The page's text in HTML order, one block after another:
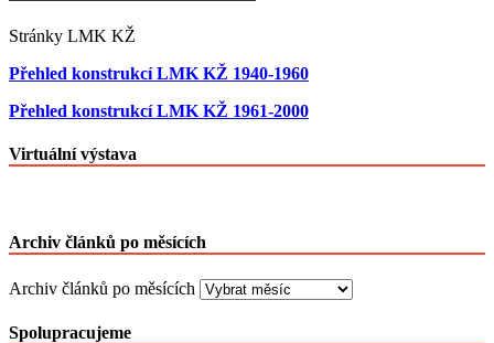
Stránky LMK KŽ
Přehled konstrukcí LMK KŽ 1940-1960
Přehled konstrukcí LMK KŽ 1961-2000
Virtuální výstava
Archiv článků po měsících
Archiv článků po měsících
Spolupracujeme